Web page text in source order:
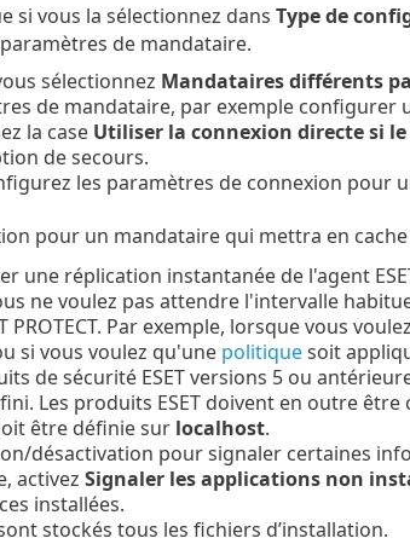
si vous la sélectionnez dans Type de
de mandataire.
sélectionnez Mandataires différents
de mandataire, par exemple configurer
la case Utiliser la connexion directe si
de secours.
les paramètres de connexion pour
pour un mandataire qui mettra en cache
une réplication instantanée de l'agent
ne voulez pas attendre l'intervalle
Par exemple, lorsque vous
si vous voulez qu'une politiquesoit
de sécurité ESET versions 5 ou
Les produits ESET doivent en outre
être définie sur localhost.
désactivation pour signaler certaines
activez Signaler les applications non
installées.
stockés tous les fichiers d’installation.